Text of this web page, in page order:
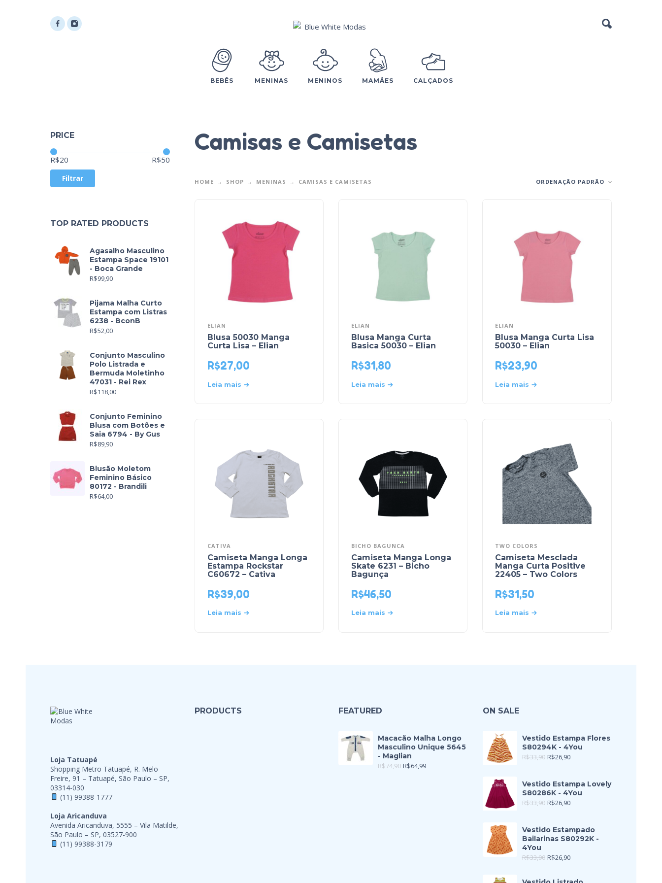
BEBÊS MENINAS MENINOS MAMÃES CALÇADOS
PRICE
Filtrar
R$20 R$50
TOP RATED PRODUCTS
Agasalho Masculino
Estampa Space 19101
- Boca Grande
R$99,90
Pijama Malha Curto
Estampa com Listras
6238 - BconB
R$52,00
Conjunto Masculino
Polo Listrada e
Bermuda Moletinho
47031 - Rei Rex
R$118,00
Conjunto Feminino
Blusa com Botões e
Saia 6794 - By Gus
R$89,90
Blusão Moletom
Feminino Básico
80172 - Brandili
R$64,00
Camisas e Camisetas
HOME SHOP MENINAS CAMISAS E CAMISETAS ORDENAÇÃO PADRÃO
ELIAN
Blusa 50030 Manga
Curta Lisa – Elian
R$27,00
Leia mais
ELIAN
Blusa Manga Curta
Basica 50030 – Elian
R$31,80
Leia mais
ELIAN
Blusa Manga Curta Lisa
50030 – Elian
R$23,90
Leia mais
CATIVA
Camiseta Manga Longa
Estampa Rockstar
C60672 – Cativa
R$39,00
Leia mais
BICHO BAGUNCA
Camiseta Manga Longa
Skate 6231 – Bicho
Bagunça
R$46,50
Leia mais
TWO COLORS
Camiseta Mesclada
Manga Curta Positive
22405 – Two Colors
R$31,50
Leia mais
Loja Tatuapé
Shopping Metro Tatuapé, R. Melo
Freire, 91 – Tatuapé, São Paulo – SP,
03314-030
(11) 99388-1777
Loja Aricanduva
Avenida Aricanduva, 5555 – Vila Matilde,
São Paulo – SP, 03527-900
(11) 99388-3179
PRODUCTS FEATURED
Macacão Malha Longo
Masculino Unique 5645
- Maglian
R$74,90 R$64,99
ON SALE
Vestido Estampa Flores
S80294K - 4You
R$33,90 R$26,90
Vestido Estampa Lovely
S80286K - 4You
R$33,90 R$26,90
Vestido Estampado
Bailarinas S80292K -
4You
R$33,90 R$26,90